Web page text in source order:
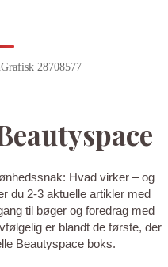
28708577
Hvad virker – og
du 2-3 aktuelle artikler med
til bøger og foredrag med
er blandt de første, der
Beautyspace boks.